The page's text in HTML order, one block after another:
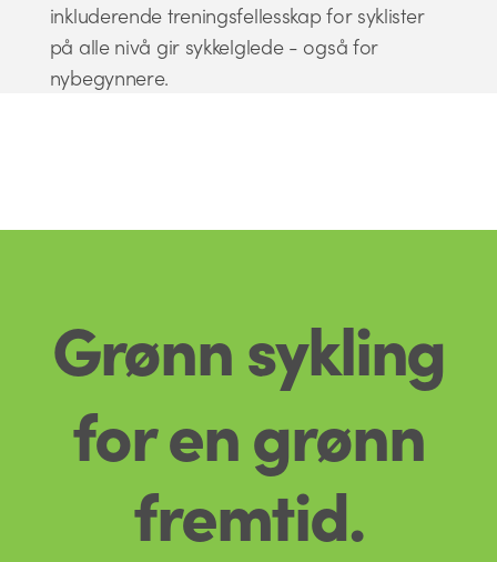
inkluderende treningsfellesskap for syklister
på alle nivå gir sykkelglede - også for
nybegynnere.
Grønn sykling
for en grønn
fremtid.